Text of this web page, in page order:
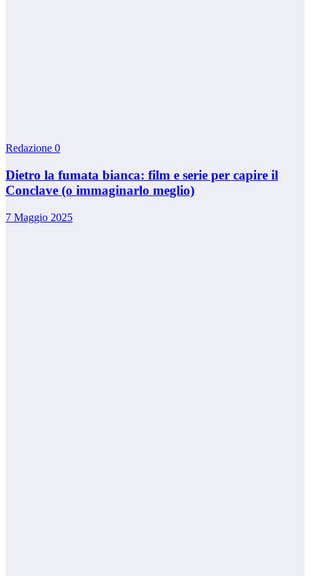
Redazione 0
Dietro la fumata bianca: film e serie per capire il
Conclave (o immaginarlo meglio)
7 Maggio 2025